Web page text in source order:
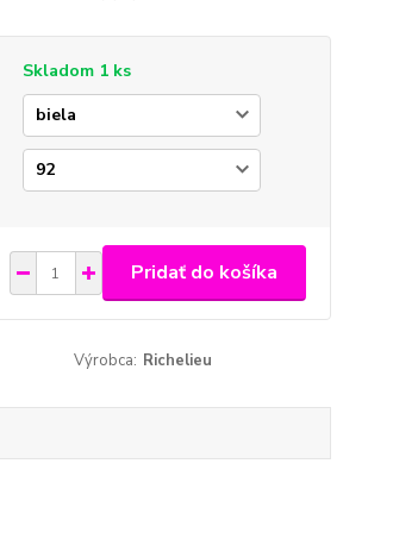
Skladom 1 ks
Pridať do košíka
Výrobca: Richelieu